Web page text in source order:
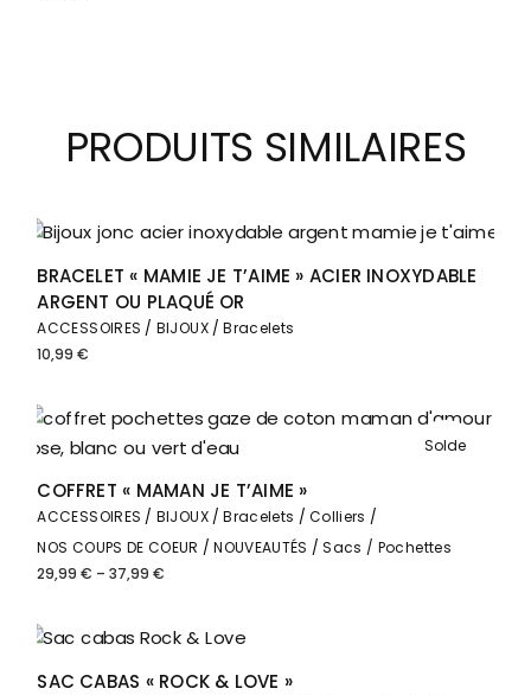
PRODUITS SIMILAIRES
BRACELET « MAMIE JE T’AIME » ACIER INOXYDABLE
ARGENT OU PLAQUÉ OR
ACCESSOIRES BIJOUX
Bracelets
10,99€
Solde
COFFRET « MAMAN JE T’AIME »
ACCESSOIRES BIJOUX Bracelets
Colliers
NOS COUPS DE COEUR
NOUVEAUTÉS
Sacs / Pochettes
29,99€ –37,99€
Plage
29,99 €
à
37,99 €
SAC CABAS « ROCK & LOVE »